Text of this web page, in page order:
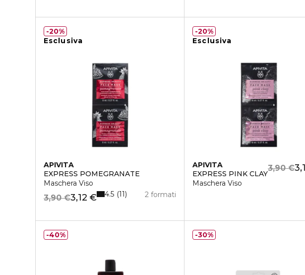
Esclusiva
APIVITA
EXPRESS POMEGRANATE
Maschera Viso
3,12 €
3,90 € 2 formati
4.5 11
20%
Esclusiva
APIVITA
EXPRESS PINK CLAY
Maschera Viso
3,90 €
20%
40%
30%